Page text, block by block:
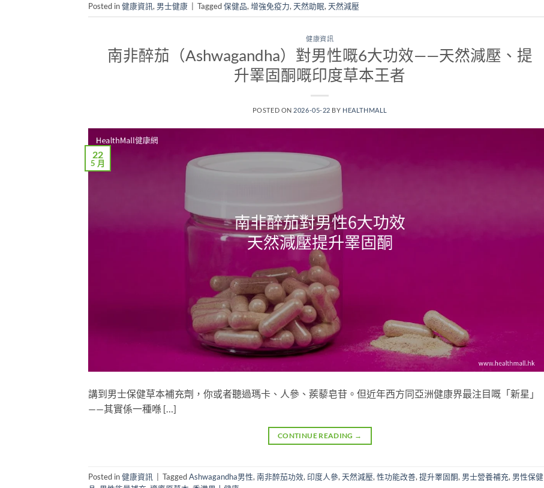
Posted in健康資訊, 男士健康 Tagged保健品, 增強免疫力, 天然助眠, 天然減壓
健康資訊
南非醉茄（Ashwagandha）對男性嘅6大功效——天然減壓、提
升睪固酮嘅印度草本王者
POSTED ON 2026-05-22 BY HEALTHMALL
22
5 月
講到男士保健草本補充劑，你或者聽過瑪卡、人參、蒺藜皂苷。但近年西方同亞洲健康界最注目嘅「新星」
——其實係一種喺 […]
CONTINUE READING →
Posted in健康資訊 TaggedAshwagandha男性, 南非醉茄功效, 印度人參, 天然減壓, 性功能改善, 提升睪固酮, 男士營養補充, 男性保健